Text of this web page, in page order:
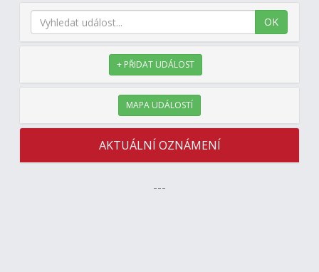
OK
+ PŘIDAT UDÁLOST
MAPA UDÁLOSTÍ
AKTUÁLNÍ OZNÁMENÍ
---